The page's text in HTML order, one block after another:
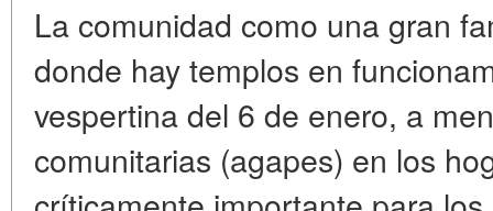
La comunidad como una gran
donde hay templos en
vespertina del 6 de enero, a
comunitarias (agapes) en los